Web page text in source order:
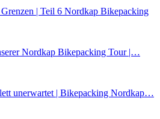
| Teil 6 Nordkap Bikepacking
Nordkap Bikepacking Tour |…
unerwartet | Bikepacking Nordkap…